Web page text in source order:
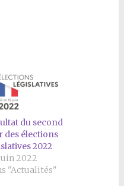
du second
des élections
2022
2022
"Actualités"